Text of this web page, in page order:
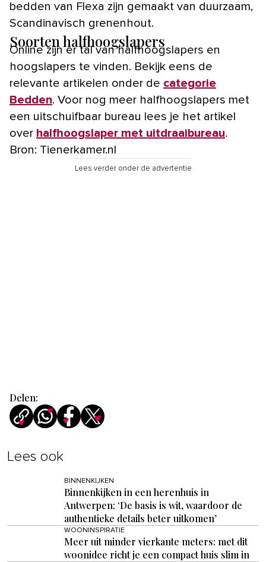
bedden van Flexa zijn gemaakt van duurzaam,
Scandinavisch grenenhout.
Soorten halfhoogslapers
Online zijn er tal van halfhoogslapers en
hoogslapers te vinden. Bekijk eens de
relevante artikelen onder de categorie
Bedden. Voor nog meer halfhoogslapers met
een uitschuifbaar bureau lees je het artikel
over halfhoogslaper met uitdraaibureau.
Bron: Tienerkamer.nl
Lees verder onder de advertentie
Delen:
Lees ook
BINNENKIJKEN
Binnenkijken in een herenhuis in
Antwerpen: ‘De basis is wit, waardoor de
authentieke details beter uitkomen’
WOONINSPIRATIE
Meer uit minder vierkante meters: met dit
woonidee richt je een compact huis slim in